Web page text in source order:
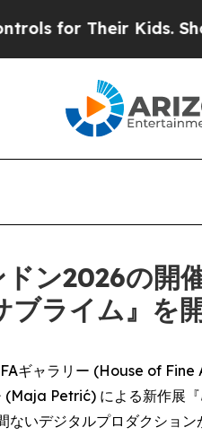
Their Kids. Should
ン2026の開
ブライム』を
ギャラリー (House of
(Maja Petrić) による新作展『
いデジタルプロダクショ